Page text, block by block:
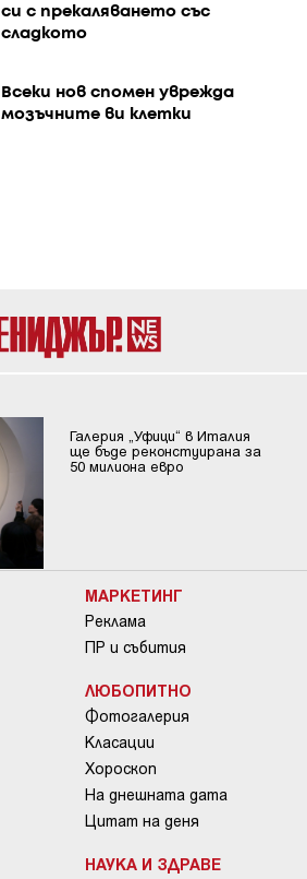
си с прекаляването със
сладкото
Всеки нов спомен уврежда
мозъчните ви клетки
Галерия „Уфици“ в Италия
ще бъде реконстуирана за
50 милиона евро
МАРКЕТИНГ
Реклама
ПР и събития
ЛЮБОПИТНО
Фотогалерия
Класации
Хороскоп
На днешната дата
Цитат на деня
НАУКА И ЗДРАВЕ